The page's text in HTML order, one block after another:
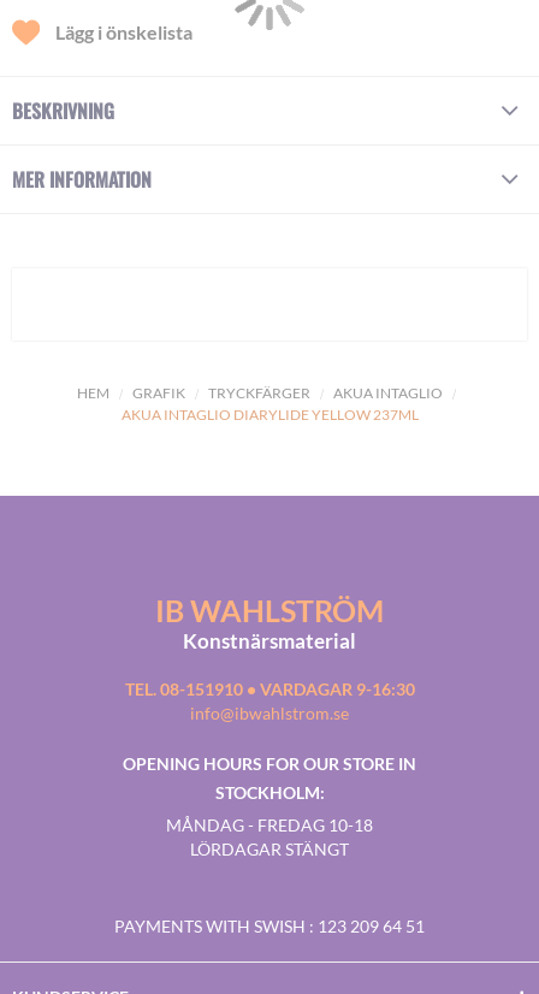
HEM GRAFIK TRYCKFÄRGER
AKUA INTAGLIO
AKUA INTAGLIO DIARYLIDE YELLOW 237ML
Lägg i önskelista
BESKRIVNING
MER INFORMATION
IB WAHLSTRÖM
Konstnärsmaterial
TEL. 08-151910 • VARDAGAR 9-16:30
info@ibwahlstrom.se
OPENING HOURS FOR OUR STORE IN
STOCKHOLM:
MÅNDAG - FREDAG 10-18
LÖRDAGAR STÄNGT
PAYMENTS WITH SWISH : 123 209 64 51